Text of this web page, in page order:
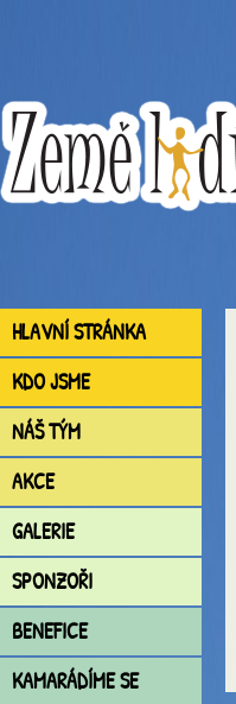
HLAVNÍ STRÁNKA
KDO JSME
NÁŠ TÝM
AKCE
GALERIE
SPONZOŘI
BENEFICE
KAMARÁDÍME SE